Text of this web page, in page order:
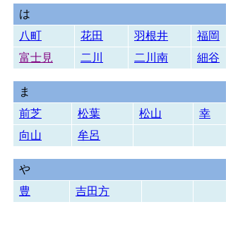
は
八町
花田 羽根井
福岡
富士見
二川 二川南 細谷
ま
前芝
松葉 松山
幸
向山
牟呂
や
豊
吉田方